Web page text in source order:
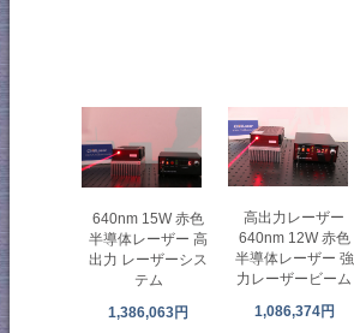
640nm 15W 赤色
半導体レーザー 高
出力 レーザーシス
テム
1,386,063円
高出力レーザー
640nm 12W 赤色
半導体レーザー 強
力レーザービーム
1,086,374円